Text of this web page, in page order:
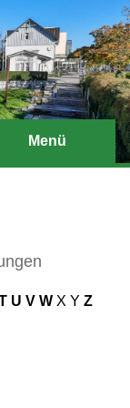
Menü
U V W X Y Z